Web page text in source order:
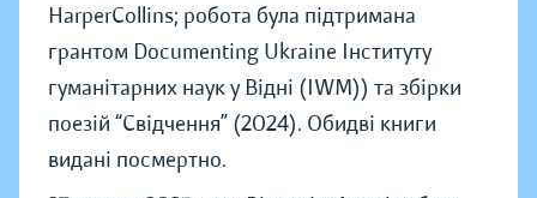
HarperCollins; робота була підтримана
грантом Documenting Ukraine Інституту
гуманітарних наук у Відні (IWM)) та збірки
поезій “Свідчення” (2024). Обидві книги
видані посмертно.